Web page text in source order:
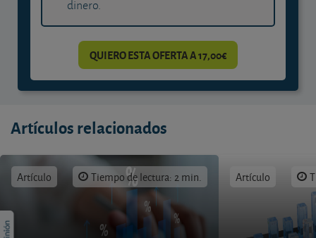
dinero.
QUIERO ESTA OFERTA A 17,00€
Artículos relacionados
Artículo Tiempo de lectura: 2 min. Artículo